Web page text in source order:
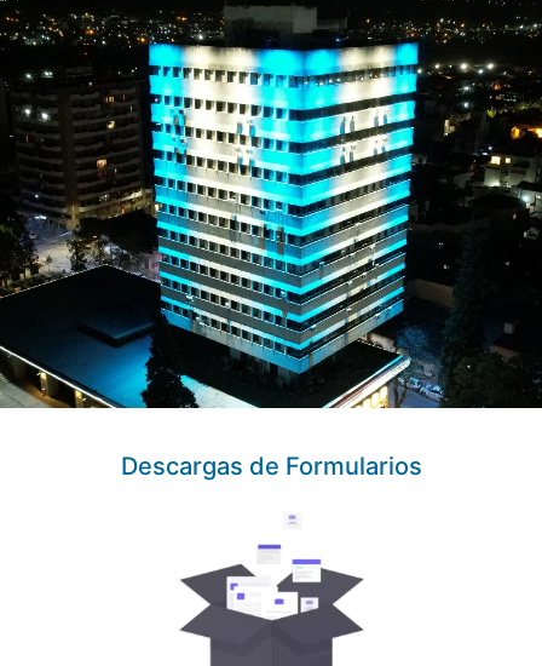
Descargas de Formularios